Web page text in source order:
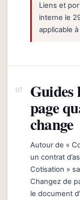
Liens et
interne le
applicable
Guides
page
change
Autour de «
un contrat
Cotisation »
Changez de
le document